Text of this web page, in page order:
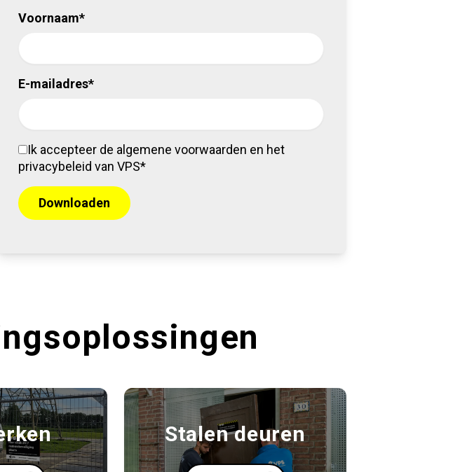
Voornaam*
E-mailadres*
Ik accepteer de algemene voorwaarden en het
privacybeleid van VPS*
Stalen deuren